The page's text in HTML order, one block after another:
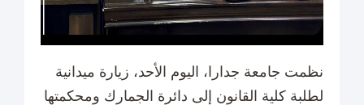
نظمت جامعة جدارا، اليوم الأحد، زيارة ميدانية
لطلبة كلية القانون إلى دائرة الجمارك ومحكمتها